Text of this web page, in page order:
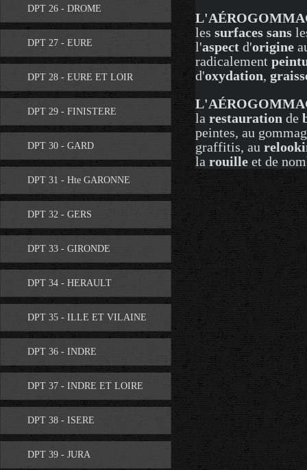
DPT 26 - DROME
DPT 27 - EURE
DPT 28 - EURE ET LOIR
DPT 29 - FINISTERE
DPT 30 - GARD
DPT 31 - Hte GARONNE
DPT 32 - GERS
DPT 33 - GIRONDE
DPT 34 - HERAULT
DPT 35 - ILLE ET VILAINE
DPT 36 - INDRE
DPT 37 - INDRE ET LOIRE
DPT 38 - ISERE
DPT 39 - JURA
les surfaces sans
l'aspect d'origine
radicalement
d'oxydation,
la restauration de
peintes, au
graffitis, au
la rouille et de